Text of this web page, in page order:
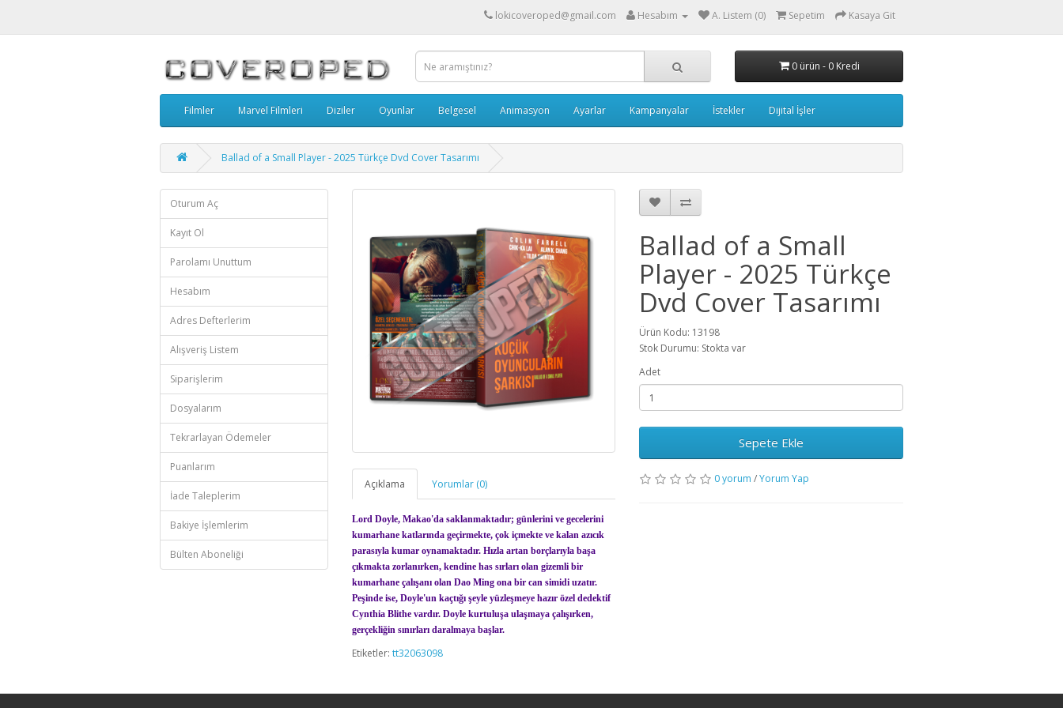
lokicoveroped@gmail.com Hesabım A. Listem (0) Sepetim Kasaya Git
0 ürün - 0 Kredi
Filmler Marvel Filmleri Diziler Oyunlar Belgesel Animasyon Ayarlar Kampanyalar İstekler Dijital İşler
Ballad of a Small Player - 2025 Türkçe Dvd Cover Tasarımı
Oturum Aç
Kayıt Ol
Parolamı Unuttum
Hesabım
Adres Defterlerim
Alışveriş Listem
Siparişlerim
Dosyalarım
Tekrarlayan Ödemeler
Puanlarım
İade Taleplerim
Bakiye İşlemlerim
Bülten Aboneliği
Açıklama Yorumlar (0)
Lord Doyle, Makao'da saklanmaktadır; günlerini ve gecelerini
kumarhane katlarında geçirmekte, çok içmekte ve kalan azıcık
parasıyla kumar oynamaktadır. Hızla artan borçlarıyla başa
çıkmakta zorlanırken, kendine has sırları olan gizemli bir
kumarhane çalışanı olan Dao Ming ona bir can simidi uzatır.
Peşinde ise, Doyle'un kaçtığı şeyle yüzleşmeye hazır özel dedektif
Cynthia Blithe vardır. Doyle kurtuluşa ulaşmaya çalışırken,
gerçekliğin sınırları daralmaya başlar.
Ballad of a Small
Player - 2025 Türkçe
Dvd Cover Tasarımı
Ürün Kodu: 13198
Stok Durumu: Stokta var
Adet
Sepete Ekle
0 yorum /Yorum Yap
Etiketler: tt32063098